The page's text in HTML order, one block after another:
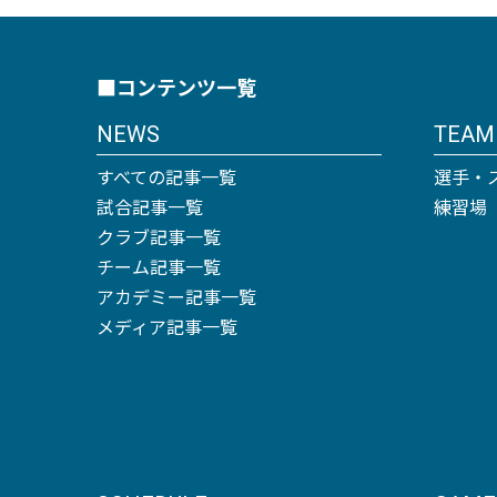
■コンテンツ一覧
NEWS
すべての記事一覧
試合記事一覧
クラブ記事一覧
チーム記事一覧
アカデミー記事一覧
メディア記事一覧
TEAM
選手・
練習場